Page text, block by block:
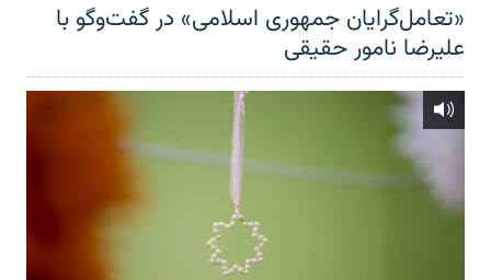
«تعامل‌گرایان جمهوری اسلامی» در گفت‌وگو با
علیرضا نامور حقیقی